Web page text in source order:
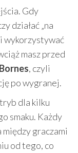
Gdy
działać „na
wykorzystywać
masz przed
, czyli
po wygranej.
dla kilku
smaku. Każdy
między graczami
od tego, co